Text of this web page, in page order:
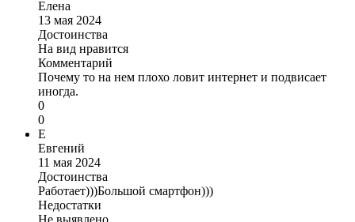
Елена
13 мая 2024
Достоинства
На вид нравится
Комментарий
Почему то на нем плохо ловит интернет и подвисает
иногда.
0
0
Е
Евгений
11 мая 2024
Достоинства
Работает)))Большой смартфон)))
Недостатки
Не выявлено.